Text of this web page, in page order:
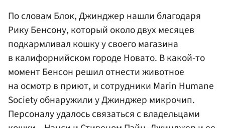
По словам Блок, Джинджер нашли благодаря
Рику Бенсону, который около двух месяцев
подкармливал кошку у своего магазина
в калифорнийском городе Новато. В какой-то
момент Бенсон решил отнести животное
на осмотр в приют, и сотрудники Marin Humane
Society обнаружили у Джинджер микрочип.
Персоналу удалось связаться с владельцами